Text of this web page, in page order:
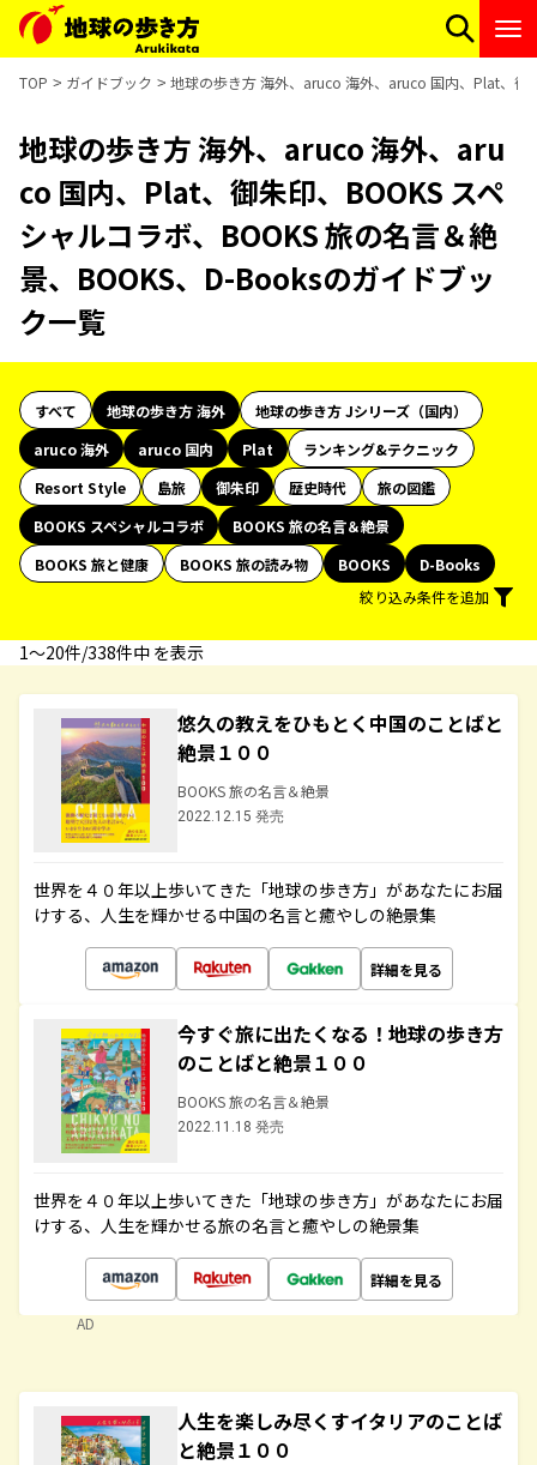
TOP ガイドブック 地球の歩き方 海外、aruco 海外、aruco 国内、Plat、御
地球の歩き方 海外、aruco 海外、aru
co 国内、Plat、御朱印、BOOKS スペ
シャルコラボ、BOOKS 旅の名言＆絶
景、BOOKS、D-Booksのガイドブッ
ク一覧
すべて 地球の歩き方 海外
地球の歩き方 Jシリーズ（国内）
aruco 海外
aruco 国内 Plat
ランキング&テクニック
Resort Style
島旅 御朱印 歴史時代
旅の図鑑
BOOKS スペシャルコラボ
BOOKS 旅の名言＆絶景
BOOKS 旅と健康
BOOKS 旅の読み物 BOOKS
D-Books
絞り込み条件を追加
1〜20件/338件中 を表示
悠久の教えをひもとく中国のことばと
絶景１００
BOOKS 旅の名言＆絶景
2022.12.15 発売
世界を４０年以上歩いてきた「地球の歩き方」があなたにお届
けする、人生を輝かせる中国の名言と癒やしの絶景集
詳細を見る
今すぐ旅に出たくなる！地球の歩き方
のことばと絶景１００
BOOKS 旅の名言＆絶景
2022.11.18 発売
世界を４０年以上歩いてきた「地球の歩き方」があなたにお届
けする、人生を輝かせる旅の名言と癒やしの絶景集
詳細を見る
AD
人生を楽しみ尽くすイタリアのことば
と絶景１００